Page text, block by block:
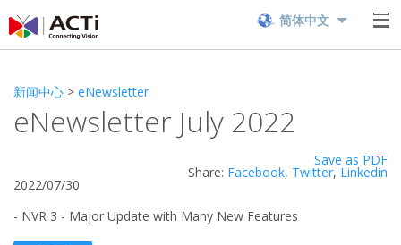
简体中文
新闻中心 > eNewsletter
eNewsletter July 2022
Save as PDF
Share: Facebook, Twitter, Linkedin
2022/07/30
- NVR 3 - Major Update with Many New Features